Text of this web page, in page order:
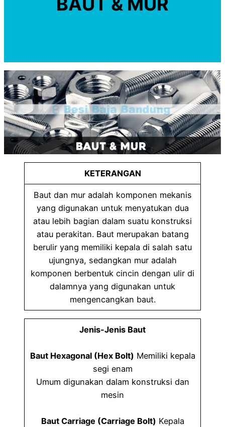
KETERANGAN
Baut dan mur adalah komponen mekanis
yang digunakan untuk menyatukan dua
atau lebih bagian dalam suatu konstruksi
atau perakitan. Baut merupakan batang
berulir yang memiliki kepala di salah satu
ujungnya, sedangkan mur adalah
komponen berbentuk cincin dengan ulir di
dalamnya yang digunakan untuk
mengencangkan baut.
Jenis-Jenis Baut
Baut Hexagonal (Hex Bolt) Memiliki kepala
segi enam
Umum digunakan dalam konstruksi dan
mesin
Baut Carriage (Carriage Bolt) Kepala